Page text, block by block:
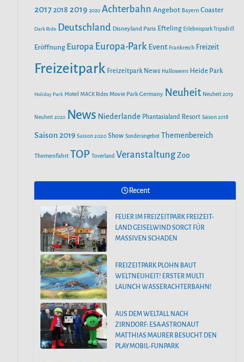
BEGRÜSST HAWAII
55 JAHRE FREIZEIT-LAND
UNVERGESSLICHE ERINNERUNGEN
ZIEHT INS RAVENSBURGER
SAISONSTART IM PLAYMOBIL-
FUNPARK
FEUER IM FREIZEITPARK FREIZEIT-
LAND GEISELWIND SORGT FÜR
MASSIVEN SCHADEN
o
o
g
r
b
e
2017 2018 2019 2020 Achterbahn Angebot Bayern Coaster
Dark Ride Deutschland Disneyland Paris Efteling Erlebnispark Tripsdrill
Eröffnung Europa Europa-Park Event Frankreich Freizeit
Freizeitpark Freizeitpark News Halloween Heide Park
Holiday Park Hotel MACK Rides Movie Park Germany Neuheit Neuheit 2019
Neuheit 2020 News Niederlande Phantasialand Resort Saison 2018
Saison 2019 Saison 2020 Show Sonderangebot Themenbereich
Themenfahrt TOP Toverland Veranstaltung Zoo
Recent
FEUER IM FREIZEITPARK FREIZEIT-
LAND GEISELWIND SORGT FÜR
MASSIVEN SCHADEN
FREIZEITPARK PLOHN BAUT
WELTNEUHEIT! ERSTER MULTI
LAUNCH WASSERACHTERBAHN!
AUS DEM WELTALL NACH
ZIRNDORF: ESA-ASTRONAUT
MATTHIAS MAURER BESUCHT DEN
PLAYMOBIL-FUNPARK